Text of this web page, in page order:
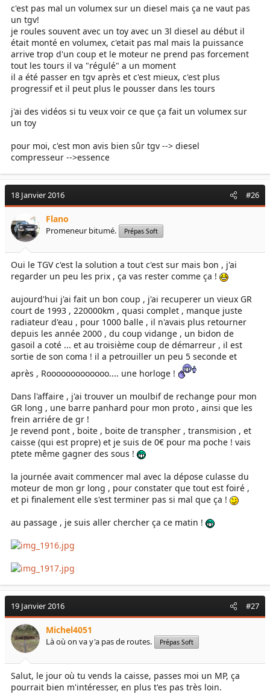
tout le volume de tubulure post turbo , qui s'agrave a la posse
d'un IC , forcement ! ) c'est pas ce qu'il y a de mieu ...
Pourquoi ne pas remplacer le turbo par un compresseur qui a la
particularité d'applatir la courbe de couple , et qui fournie une
pression tres interessante dès le bas regime !
Surtout dans le cas du 3.3 TD qui n'est pas du tout fait pour le
haut regime , ou il est tres mediocre par la même occasion ...
En plus avec un compresseur , plus besoin d'IC !
c'est pas mal un volumex sur un diesel mais ça ne vaut pas
un tgv!
je roules souvent avec un toy avec un 3l diesel au début il
était monté en volumex, c'etait pas mal mais la puissance
arrive trop d'un coup et le moteur ne prend pas forcement
tout les tours il va "régulé" a un moment
il a été passer en tgv après et c'est mieux, c'est plus
progressif et il peut plus le pousser dans les tours
j'ai des vidéos si tu veux voir ce que ça fait un volumex sur
un toy
pour moi, c'est mon avis bien sûr tgv --> diesel
compresseur -->essence
18 Janvier 2016 #26
Flano
Promeneur bitumé. Prépas Soft
Oui le TGV c'est la solution a tout c'est sur mais bon , j'ai
regarder un peu les prix , ça vas rester comme ça !
aujourd'hui j'ai fait un bon coup , j'ai recuperer un vieux GR
court de 1993 , 220000km , quasi complet , manque juste
radiateur d'eau , pour 1000 balle , il n'avais plus retourner
depuis les année 2000 , du coup vidange , un bidon de
gasoil a coté ... et au troisième coup de démarreur , il est
sortie de son coma ! il a petrouiller un peu 5 seconde et
après , Rooooooooooooo.... une horloge !
Dans l'affaire , j'ai trouver un moulbif de rechange pour mon
GR long , une barre panhard pour mon proto , ainsi que les
frein arriére de gr !
Je revend pont , boite , boite de transpher , transmision , et
caisse (qui est propre) et je suis de 0€ pour ma poche ! vais
ptete même gagner des sous !
la journée avait commencer mal avec la dépose culasse du
moteur de mon gr long , pour constater que tout est foiré ,
et pi finalement elle s'est terminer pas si mal que ça !
au passage , je suis aller chercher ça ce matin !
19 Janvier 2016 #27
Michel4051
Là où on va y'a pas de routes. Prépas Soft
Salut, le jour où tu vends la caisse, passes moi un MP, ça
pourrait bien m'intéresser, en plus t'es pas très loin.